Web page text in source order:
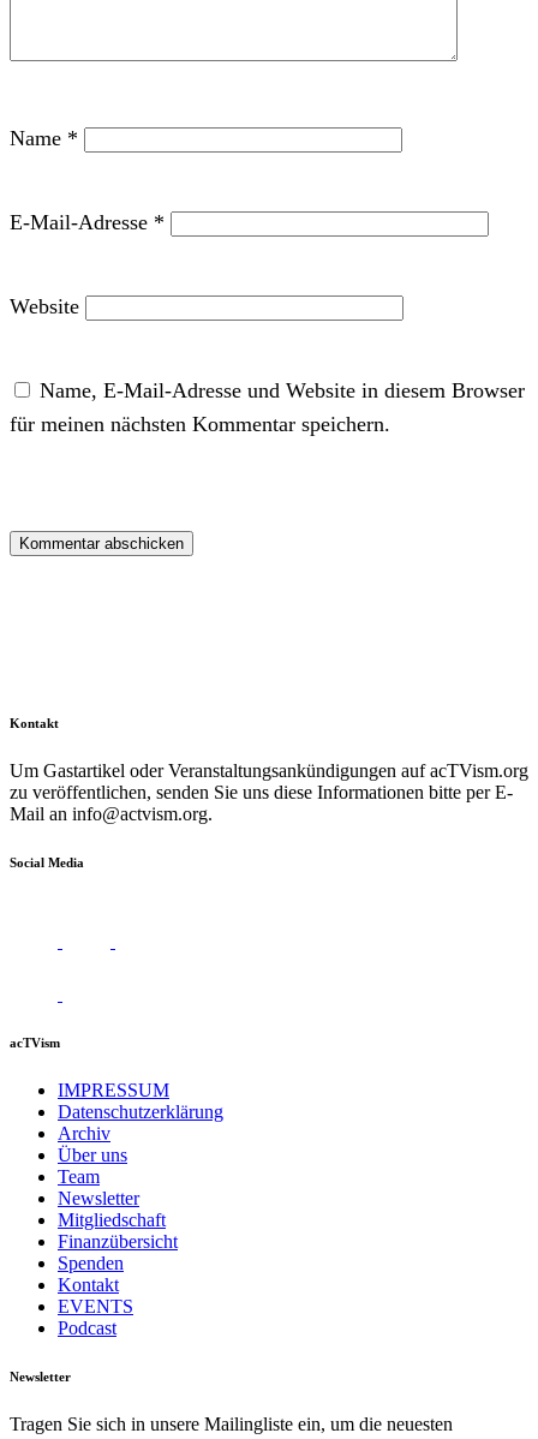
Name *
E-Mail-Adresse *
Website
Name, E-Mail-Adresse und Website in diesem Browser
für meinen nächsten Kommentar speichern.
Kontakt
Um Gastartikel oder Veranstaltungsankündigungen auf acTVism.org
zu veröffentlichen, senden Sie uns diese Informationen bitte per E-
Mail an info@actvism.org.
Social Media
acTVism
IMPRESSUM
Datenschutzerklärung
Archiv
Über uns
Team
Newsletter
Mitgliedschaft
Finanzübersicht
Spenden
Kontakt
EVENTS
Podcast
Newsletter
Tragen Sie sich in unsere Mailingliste ein, um die neuesten